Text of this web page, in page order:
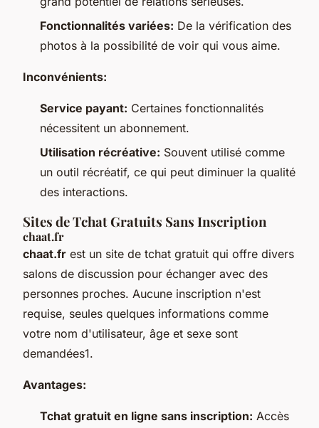
Fonctionnalités variées: De la vérification des
photos à la possibilité de voir qui vous aime.
Inconvénients:
Service payant: Certaines fonctionnalités
nécessitent un abonnement.
Utilisation récréative: Souvent utilisé comme
un outil récréatif, ce qui peut diminuer la qualité
des interactions.
Sites de Tchat Gratuits Sans Inscription
chaat.fr
chaat.fr est un site de tchat gratuit qui offre divers
salons de discussion pour échanger avec des
personnes proches. Aucune inscription n'est
requise, seules quelques informations comme
votre nom d'utilisateur, âge et sexe sont
demandées1.
Avantages:
Tchat gratuit en ligne sans inscription: Accès